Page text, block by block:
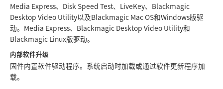
Media Express、Disk Speed Test、LiveKey、Blackmagic
Desktop Video Utility以及Blackmagic Mac OS和Windows版驱
动。Media Express、Blackmagic Desktop Video Utility和
Blackmagic Linux版驱动。
内部软件升级
固件内置软件驱动程序。系统启动时加载或通过软件更新程序加
载。